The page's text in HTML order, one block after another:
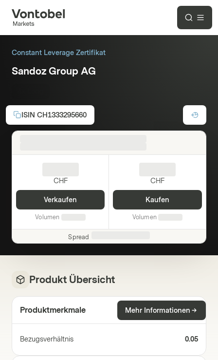
Constant Leverage Zertifikat
Sandoz Group AG
ISIN CH1333295660
CHF
Verkaufen
Volumen
CHF
Kaufen
Volumen
Spread
Produkt Übersicht
Produktmerkmale Mehr Informationen
Bezugsverhältnis 0.05